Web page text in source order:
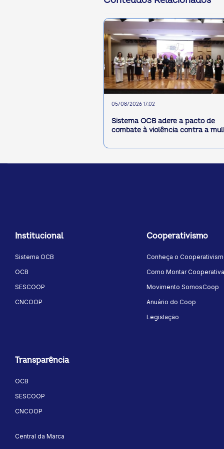
05/08/2026 17:02
Sistema OCB adere a pacto de
combate à violência contra a
Institucional
Sistema OCB
OCB
SESCOOP
CNCOOP
Cooperativismo
Conheça o
Como Montar Cooperativa
Movimento SomosCoop
Anuário do Coop
Legislação
Transparência
OCB
SESCOOP
CNCOOP
Central da Marca